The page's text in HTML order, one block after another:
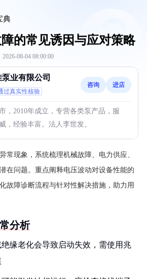
典
的常见诱因与应对策略
2026-08-04 08:00:00
业有限公司
过真实性核验
咨询 进店
，2010年成立，专营各类泵产品，服
，经验丰富。法人李世发。
常现象，系统梳理机械故障、电力供应、
在问题。重点阐释电压波动对设备性能的
故障诊断流程与针对性解决措施，助力用
分析
缘老化会导致启动失效，需使用兆